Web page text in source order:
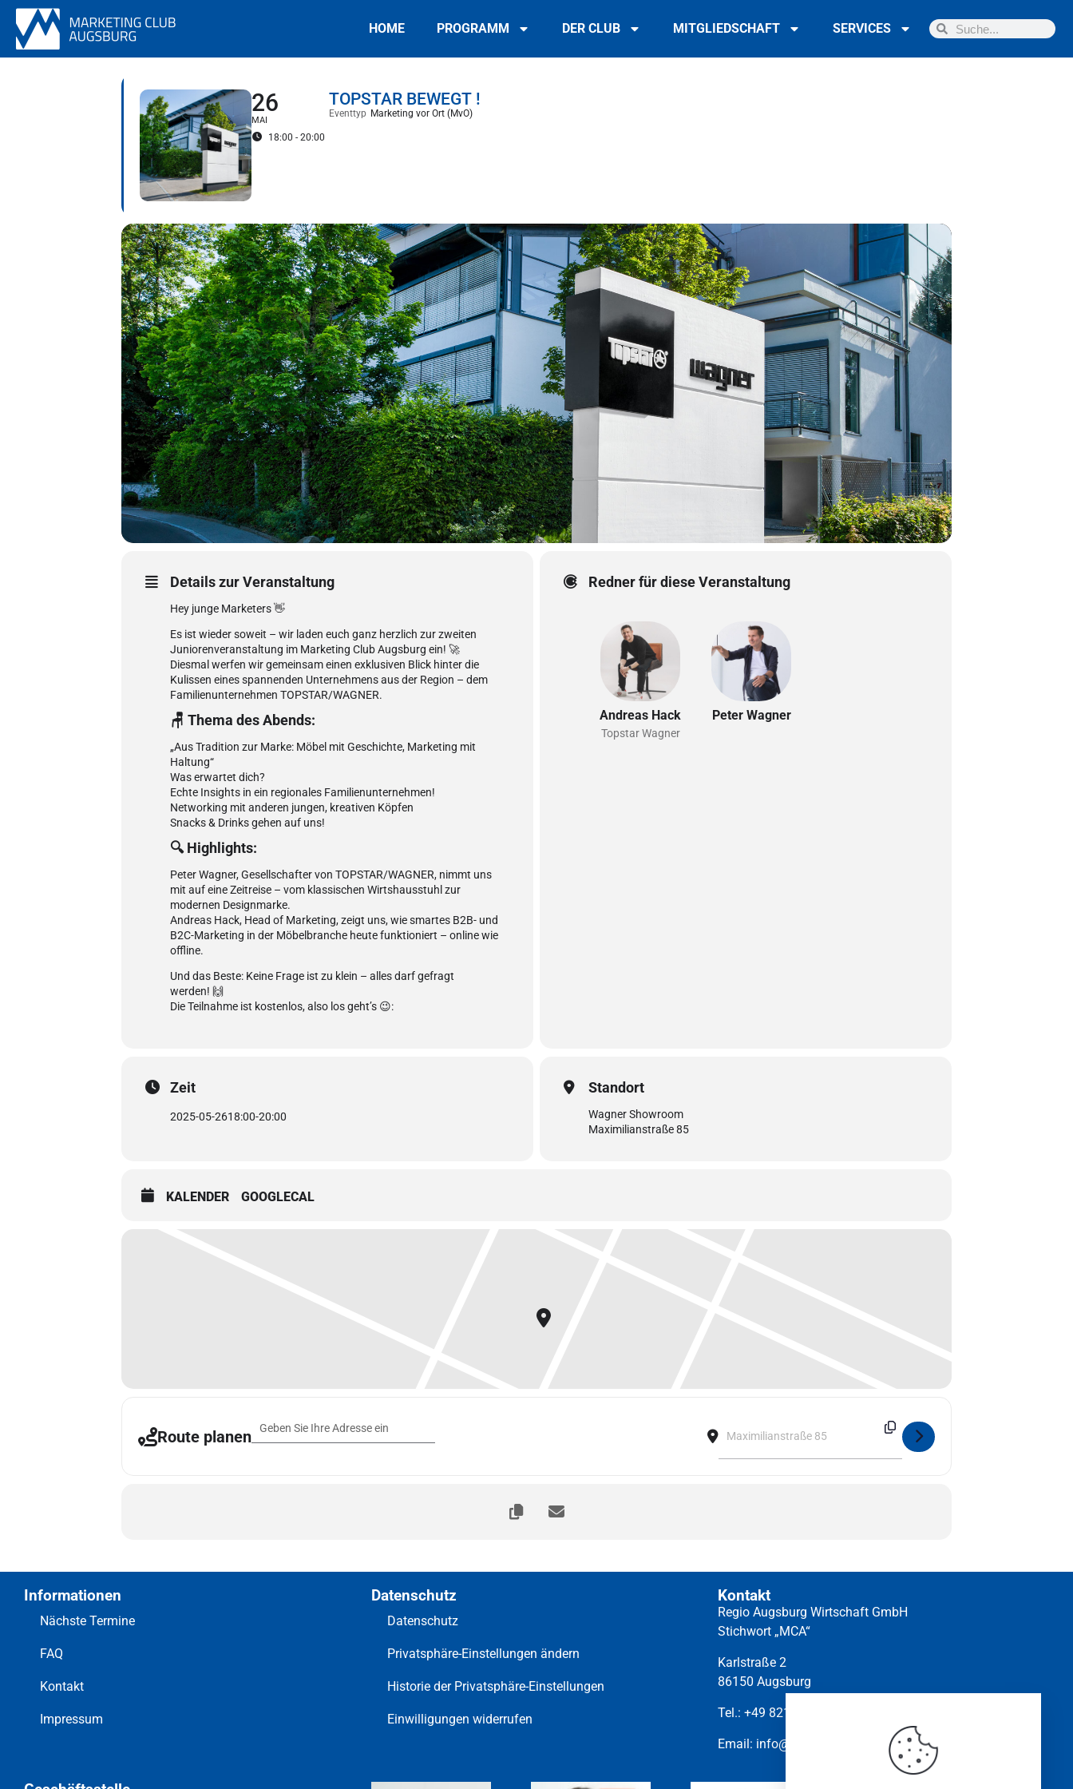
HOME PROGRAMM DER CLUB MITGLIEDSCHAFT SERVICES
26
MAI
18:00 - 20:00
TOPSTAR BEWEGT !
Eventtyp Marketing vor Ort (MvO)
Details zur Veranstaltung
Hey junge Marketers 👋
Es ist wieder soweit – wir laden euch ganz herzlich zur zweiten
Juniorenveranstaltung im Marketing Club Augsburg ein! 🚀
Diesmal werfen wir gemeinsam einen exklusiven Blick hinter die
Kulissen eines spannenden Unternehmens aus der Region – dem
Familienunternehmen TOPSTAR/WAGNER.
🪑 Thema des Abends:
„Aus Tradition zur Marke: Möbel mit Geschichte, Marketing mit
Haltung“
Was erwartet dich?
Echte Insights in ein regionales Familienunternehmen!
Networking mit anderen jungen, kreativen Köpfen
Snacks & Drinks gehen auf uns!
🔍 Highlights:
Peter Wagner, Gesellschafter von TOPSTAR/WAGNER, nimmt uns
mit auf eine Zeitreise – vom klassischen Wirtshausstuhl zur
modernen Designmarke.
Andreas Hack, Head of Marketing, zeigt uns, wie smartes B2B- und
B2C-Marketing in der Möbelbranche heute funktioniert – online wie
offline.
Und das Beste: Keine Frage ist zu klein – alles darf gefragt
werden! 🙌
Die Teilnahme ist kostenlos, also los geht’s 😉:
Redner für diese Veranstaltung
Andreas Hack
Topstar Wagner
Peter Wagner
Zeit
2025-05-2618:00-20:00
Standort
Wagner Showroom
Maximilianstraße 85
KALENDER GOOGLECAL
Route planen
Address - Topstar bewegt ! [jAoWRa9XD] Destination Address - Topstar bewegt ! [IkkGqtpxj]
Informationen
Nächste Termine
FAQ
Kontakt
Impressum
Datenschutz
Datenschutz
Privatsphäre-Einstellungen ändern
Historie der Privatsphäre-Einstellungen
Einwilligungen widerrufen
Kontakt
Regio Augsburg Wirtschaft GmbH
Stichwort „MCA“
Karlstraße 2
86150 Augsburg
Tel.:+49 821-45010.210
Email: info@marketingclub-augsburg.de